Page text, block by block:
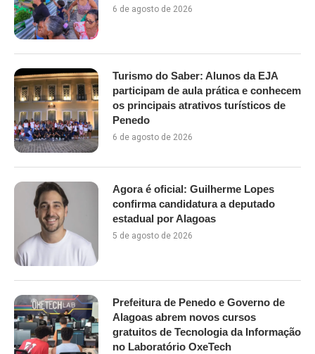
6 de agosto de 2026
Turismo do Saber: Alunos da EJA
participam de aula prática e conhecem
os principais atrativos turísticos de
Penedo
6 de agosto de 2026
Agora é oficial: Guilherme Lopes
confirma candidatura a deputado
estadual por Alagoas
5 de agosto de 2026
Prefeitura de Penedo e Governo de
Alagoas abrem novos cursos
gratuitos de Tecnologia da Informação
no Laboratório OxeTech